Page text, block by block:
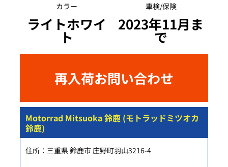
カラー 車検/保険
ライトホワイ
ト
2023年11月ま
で
再入荷お問い合わせ
Motorrad Mitsuoka 鈴鹿 (モトラッドミツオカ
鈴鹿)
住所：三重県 鈴鹿市 庄野町羽山3216-4